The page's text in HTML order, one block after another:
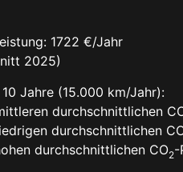
1722 €/Jahr
2025)
Jahre (15.000 km/Jahr):
durchschnittlichen
durchschnittlichen
durchschnittlichen CO2-